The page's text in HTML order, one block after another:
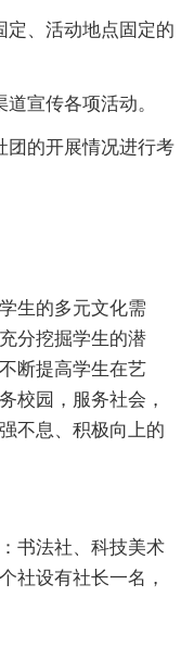
、活动地点固定的
宣传各项活动。
的开展情况进行考
生的多元文化需
分挖掘学生的潜
断提高学生在艺
校园，服务社会，
不息、积极向上的
书法社、科技美术
社设有社长一名，